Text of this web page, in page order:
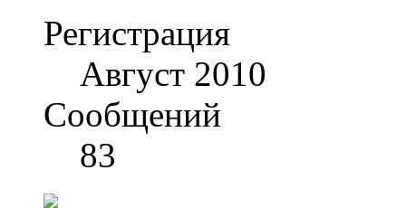
Регистрация
Август 2010
Сообщений
83